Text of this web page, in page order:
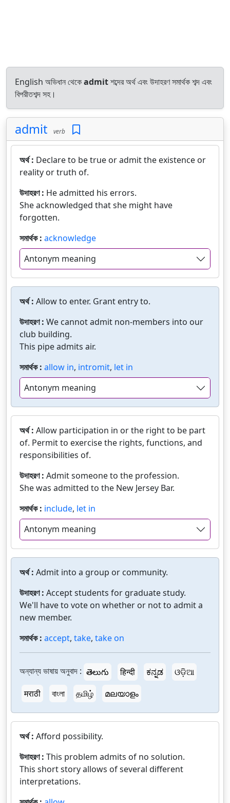
English অভিধান থেকেadmitশব্দের অর্থ এবং উদাহরণ সমার্থক শব্দ এবং
বিপরীতশব্দ সহ।
admit verb
অর্থ : Declare to be true or admit the existence or
reality or truth of.
উদাহরণ : He admitted his errors.
She acknowledged that she might have
forgotten.
সমার্থক : acknowledge
Antonym meaning
অর্থ : Allow to enter. Grant entry to.
উদাহরণ : We cannot admit non-members into our
club building.
This pipe admits air.
সমার্থক : allow in, intromit, let in
Antonym meaning
অর্থ : Allow participation in or the right to be part
of. Permit to exercise the rights, functions, and
responsibilities of.
উদাহরণ : Admit someone to the profession.
She was admitted to the New Jersey Bar.
সমার্থক : include, let in
Antonym meaning
অর্থ : Admit into a group or community.
উদাহরণ : Accept students for graduate study.
We'll have to vote on whether or not to admit a
new member.
সমার্থক : accept, take, take on
অন্যান্য ভাষায় অনুবাদ : తెలుగు हिन्दी ಕನ್ನಡ
ଓଡ଼ିଆ
मराठी
বাংলা தமிழ் മലയാളം
অর্থ : Afford possibility.
উদাহরণ : This problem admits of no solution.
This short story allows of several different
interpretations.